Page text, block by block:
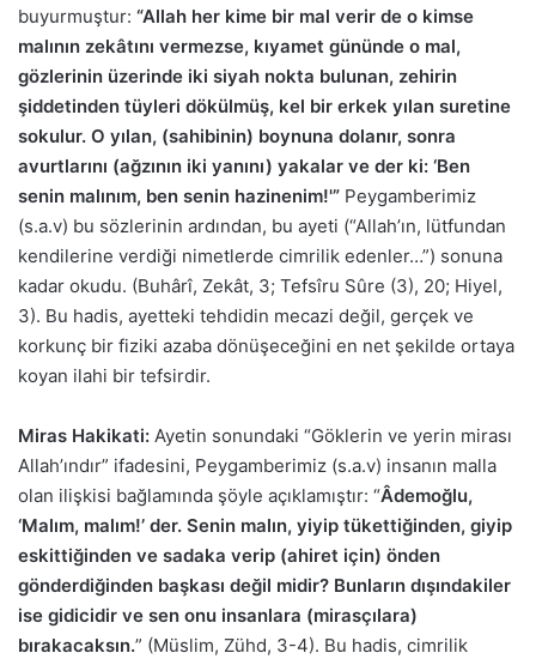
buyurmuştur: “Allah her kime bir mal verir de o kimse
malının zekâtını vermezse, kıyamet gününde o mal,
gözlerinin üzerinde iki siyah nokta bulunan, zehirin
şiddetinden tüyleri dökülmüş, kel bir erkek yılan suretine
sokulur. O yılan, (sahibinin) boynuna dolanır, sonra
avurtlarını (ağzının iki yanını) yakalar ve der ki: ‘Ben
senin malınım, ben senin hazinenim!'” Peygamberimiz
(s.a.v) bu sözlerinin ardından, bu ayeti (“Allah’ın, lütfundan
kendilerine verdiği nimetlerde cimrilik edenler…”) sonuna
kadar okudu. (Buhârî, Zekât, 3; Tefsîru Sûre (3), 20; Hiyel,
3). Bu hadis, ayetteki tehdidin mecazi değil, gerçek ve
korkunç bir fiziki azaba dönüşeceğini en net şekilde ortaya
koyan ilahi bir tefsirdir.
Miras Hakikati: Ayetin sonundaki “Göklerin ve yerin mirası
Allah’ındır” ifadesini, Peygamberimiz (s.a.v) insanın malla
olan ilişkisi bağlamında şöyle açıklamıştır: “Âdemoğlu,
‘Malım, malım!’ der. Senin malın, yiyip tükettiğinden, giyip
eskittiğinden ve sadaka verip (ahiret için) önden
gönderdiğinden başkası değil midir? Bunların dışındakiler
ise gidicidir ve sen onu insanlara (mirasçılara)
bırakacaksın.” (Müslim, Zühd, 3-4). Bu hadis, cimrilik